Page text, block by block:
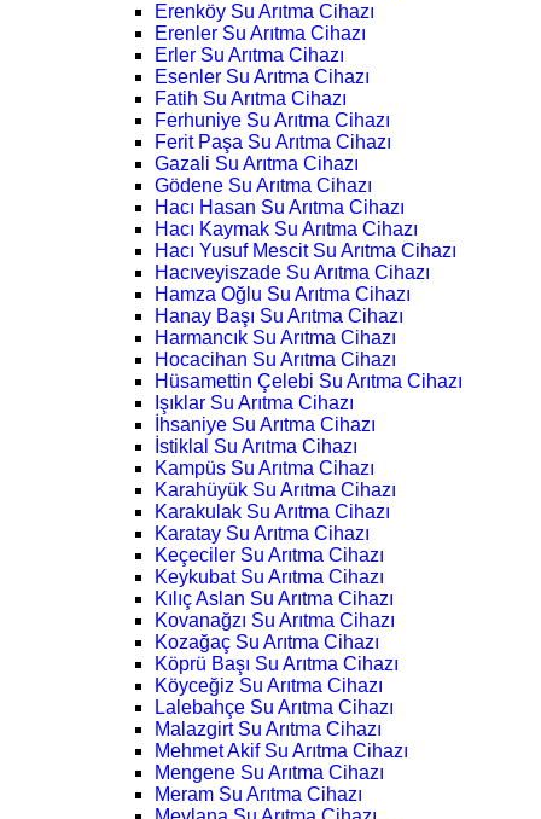
Erenköy Su Arıtma Cihazı
Erenler Su Arıtma Cihazı
Erler Su Arıtma Cihazı
Esenler Su Arıtma Cihazı
Fatih Su Arıtma Cihazı
Ferhuniye Su Arıtma Cihazı
Ferit Paşa Su Arıtma Cihazı
Gazali Su Arıtma Cihazı
Gödene Su Arıtma Cihazı
Hacı Hasan Su Arıtma Cihazı
Hacı Kaymak Su Arıtma Cihazı
Hacı Yusuf Mescit Su Arıtma Cihazı
Hacıveyiszade Su Arıtma Cihazı
Hamza Oğlu Su Arıtma Cihazı
Hanay Başı Su Arıtma Cihazı
Harmancık Su Arıtma Cihazı
Hocacihan Su Arıtma Cihazı
Hüsamettin Çelebi Su Arıtma Cihazı
Işıklar Su Arıtma Cihazı
İhsaniye Su Arıtma Cihazı
İstiklal Su Arıtma Cihazı
Kampüs Su Arıtma Cihazı
Karahüyük Su Arıtma Cihazı
Karakulak Su Arıtma Cihazı
Karatay Su Arıtma Cihazı
Keçeciler Su Arıtma Cihazı
Keykubat Su Arıtma Cihazı
Kılıç Aslan Su Arıtma Cihazı
Kovanağzı Su Arıtma Cihazı
Kozağaç Su Arıtma Cihazı
Köprü Başı Su Arıtma Cihazı
Köyceğiz Su Arıtma Cihazı
Lalebahçe Su Arıtma Cihazı
Malazgirt Su Arıtma Cihazı
Mehmet Akif Su Arıtma Cihazı
Mengene Su Arıtma Cihazı
Meram Su Arıtma Cihazı